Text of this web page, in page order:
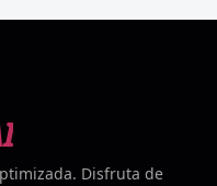
Disfruta de